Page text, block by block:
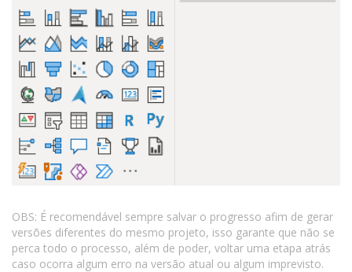
OBS: É recomendável sempre salvar o progresso afim de gerar
versões diferentes do mesmo projeto, isso garante que não se
perca todo o processo, além de poder, voltar uma etapa atrás
caso ocorra algum erro na versão atual ou algum imprevisto.